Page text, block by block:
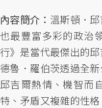
內容簡介： 溫斯頓．
也最豐富多彩的政治
行》是當代最傑出的
德魯．羅伯茨透過全
邱吉爾熱情、機智而
特、矛盾又複雜的性